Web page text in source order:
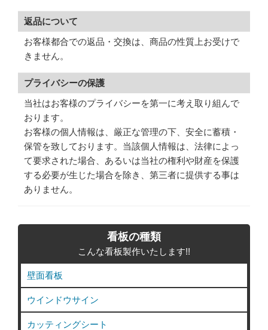
返品について
お客様都合での返品・交換は、商品の性質上お受けで
きません。
プライバシーの保護
当社はお客様のプライバシーを第一に考え取り組んで
おります。
お客様の個人情報は、厳正な管理の下、安全に蓄積・
保管を致しております。当該個人情報は、法律によっ
て要求された場合、あるいは当社の権利や財産を保護
する必要が生じた場合を除き、第三者に提供する事は
ありません。
看板の種類
こんな看板製作いたします!!
壁面看板
ウインドウサイン
カッティングシート